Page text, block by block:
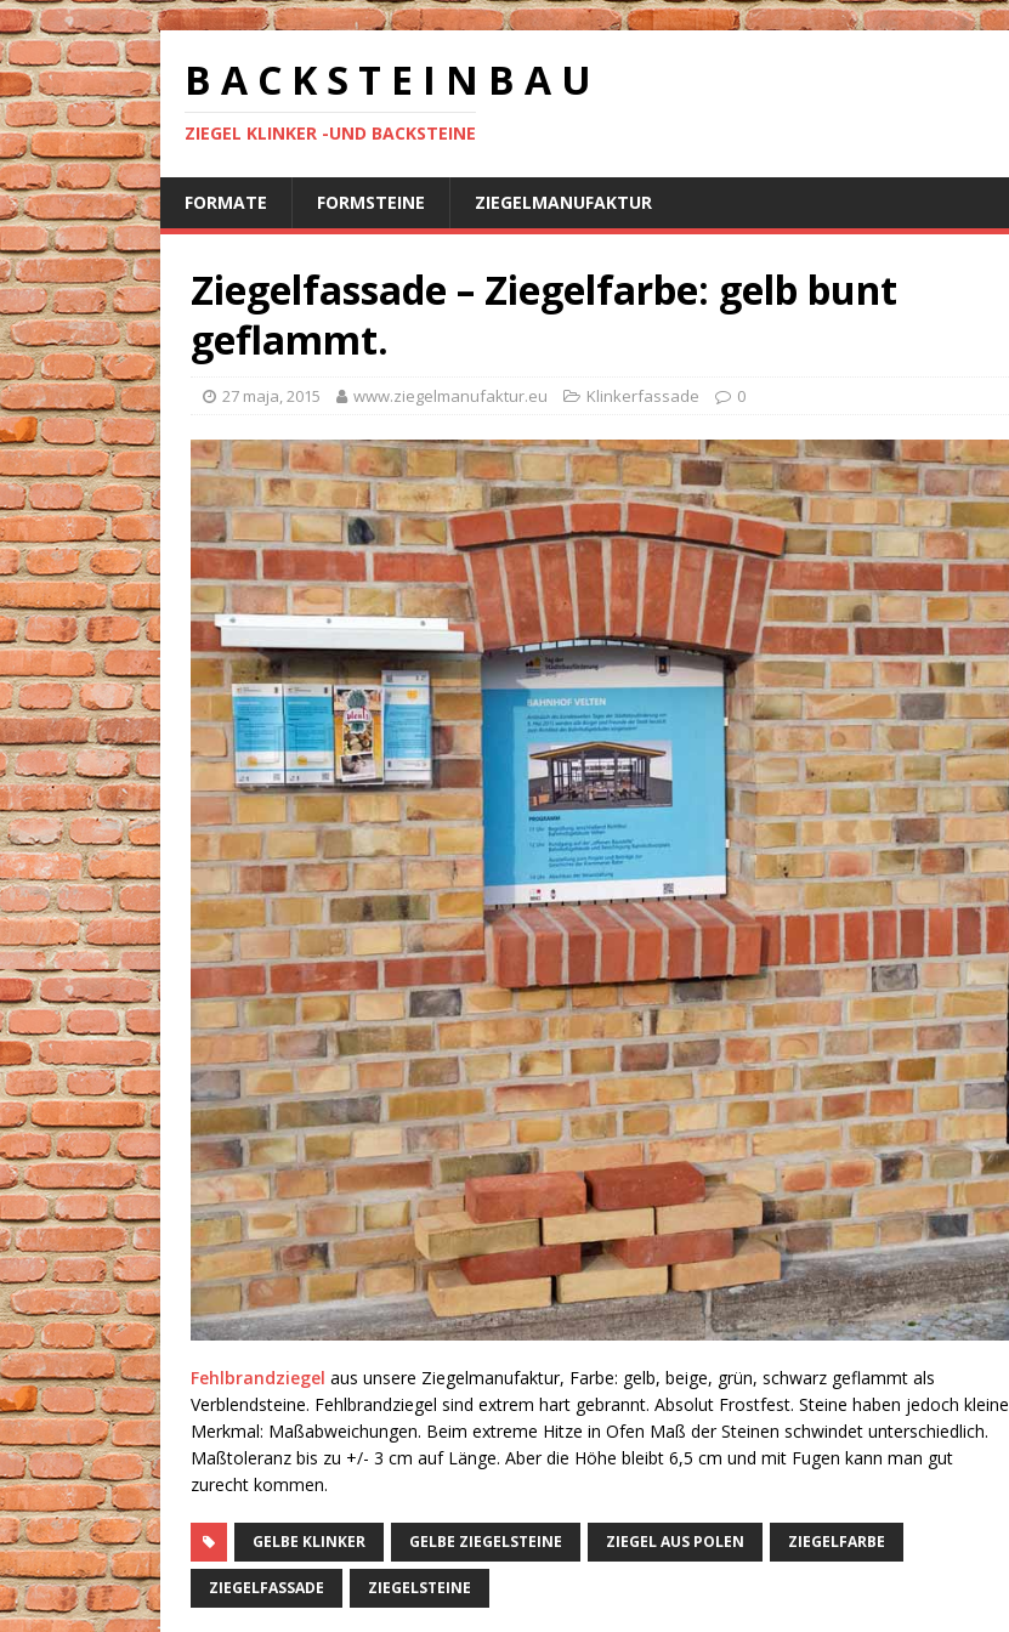
B A C K S T E I N B A U
ZIEGEL KLINKER -UND BACKSTEINE
FORMATE FORMSTEINE ZIEGELMANUFAKTUR
Ziegelfassade – Ziegelfarbe: gelb bunt
geflammt.
27 maja, 2015 www.ziegelmanufaktur.eu Klinkerfassade 0
Fehlbrandziegel aus unsere Ziegelmanufaktur, Farbe: gelb, beige, grün, schwarz geflammt als
Verblendsteine. Fehlbrandziegel sind extrem hart gebrannt. Absolut Frostfest. Steine haben jedoch kleine
Merkmal: Maßabweichungen. Beim extreme Hitze in Ofen Maß der Steinen schwindet unterschiedlich.
Maßtoleranz bis zu +/- 3 cm auf Länge. Aber die Höhe bleibt 6,5 cm und mit Fugen kann man gut
zurecht kommen.
GELBE KLINKER GELBE ZIEGELSTEINE ZIEGEL AUS POLEN ZIEGELFARBE
ZIEGELFASSADE ZIEGELSTEINE